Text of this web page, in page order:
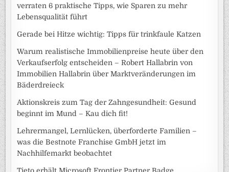
verraten 6 praktische Tipps, wie Sparen zu mehr
Lebensqualität führt
Gerade bei Hitze wichtig: Tipps für trinkfaule Katzen
Warum realistische Immobilienpreise heute über den
Verkaufserfolg entscheiden – Robert Hallabrin von
Immobilien Hallabrin über Marktveränderungen im
Bäderdreieck
Aktionskreis zum Tag der Zahngesundheit: Gesund
beginnt im Mund – Kau dich fit!
Lehrermangel, Lernlücken, überforderte Familien –
was die Bestnote Franchise GmbH jetzt im
Nachhilfemarkt beobachtet
Tieto erhält Microsoft Frontier Partner Badge